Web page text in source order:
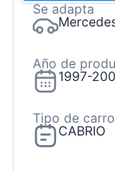
Se adapta
Año de
1997-
Tipo de
CABRIO